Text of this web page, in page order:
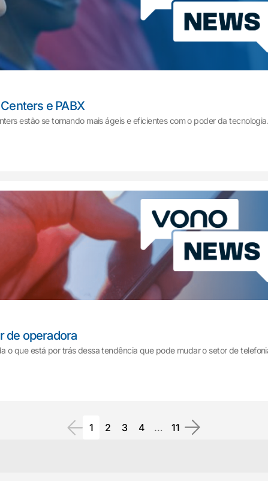
e PABX
estão se tornando mais ágeis e eficientes com o poder da
de operadora
o que está por trás dessa tendência que pode mudar o setor de
1 2 3 4 … 11